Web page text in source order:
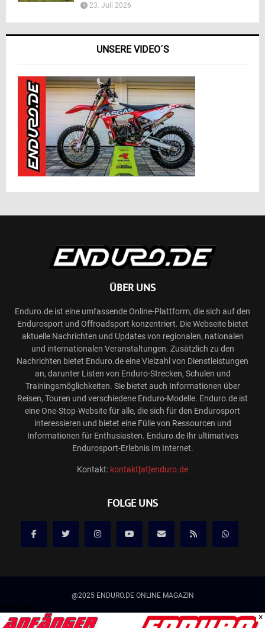
23. Juli 2026
UNSERE VIDEO´S
ÜBER UNS
Enduro.de ist eine umfassende Online-Plattform, die sich auf den
Endurosport und Offroadsport konzentriert. Die Webseite bietet
aktuelle Nachrichten und Updates von regionalen, nationalen
und internationalen Veranstaltungen. Zusätzlich zu den
Nachrichten bietet Enduro.de eine Vielzahl von Dienstleistungen
an, darunter Listen von Enduro-Strecken, Schulen und
Trainingsmöglichkeiten. Sie bietet auch Informationen über
Reisen, Touren und verschiedene Enduro-Modelle. Enduro.de ist
eine One-Stop-Website für alle, die sich für den Endurosport
interessieren und bietet eine Fülle von Ressourcen und
Informationen für Enthusiasten. Enduro.de Ihr ultimatives
Endurosport-Erlebnis im Internet.
Kontakt: kontakt[at]enduro.de
FOLGE UNS
@2025 ENDURO.DE ONLINE MAGAZIN
Kontakt Mediadaten/Werbung
×